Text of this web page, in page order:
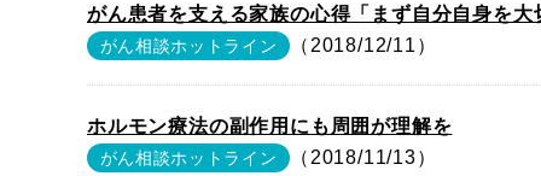
がん患者を支える家族の心得「まず自分自身を大
がん相談ホットライン （2018/12/11）
ホルモン療法の副作用にも周囲が理解を
がん相談ホットライン （2018/11/13）